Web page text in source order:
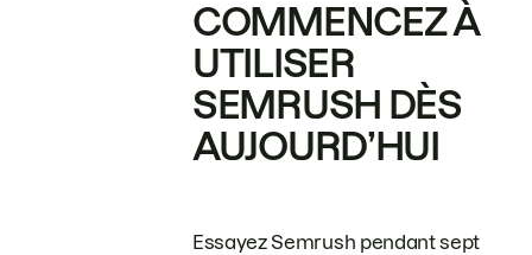
COMMENCEZ À
UTILISER
SEMRUSH DÈS
AUJOURD’HUI
Essayez Semrush pendant sept